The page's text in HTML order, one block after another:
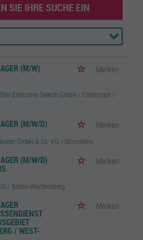
SIE IHRE SUCHE EIN
(M/W) Merken
Executive Search GmbH / Filderstadt /
(M/W/D) Merken
GmbH & Co. KG / Mönsheim
(M/W/D) Merken
/ Baden-Württemberg
(
B
/ WEST-B
Merken